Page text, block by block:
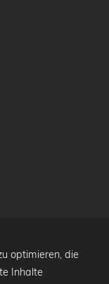
optimieren, die
Inhalte